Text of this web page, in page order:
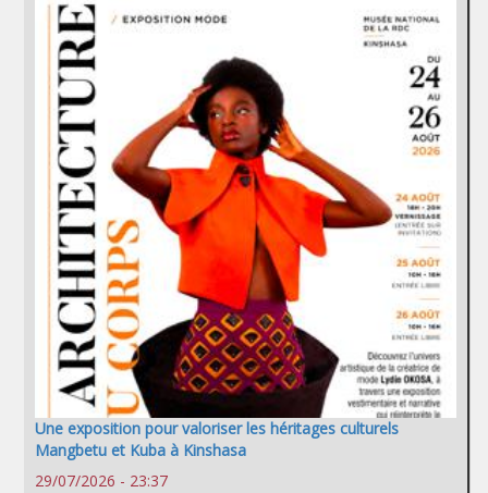
Une exposition pour valoriser les héritages culturels
Mangbetu et Kuba à Kinshasa
29/07/2026 - 23:37